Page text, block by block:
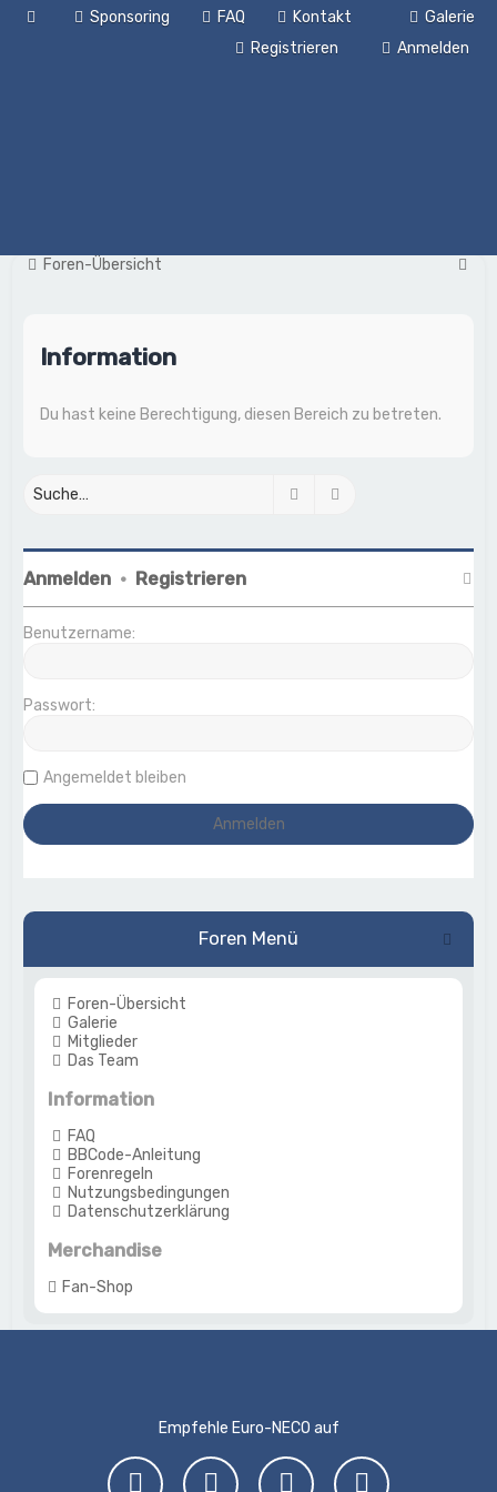
Galerie
Sponsoring FAQ
Kontakt
Anmelden
Registrieren
Foren-Übersicht
Information
Du hast keine Berechtigung, diesen Bereich zu betreten.
Suche
Anmelden • Registrieren
Benutzername:
Passwort:
Angemeldet bleiben
Foren Menü
Foren-Übersicht
Galerie
Mitglieder
Das Team
Information
FAQ
BBCode-Anleitung
Forenregeln
Nutzungsbedingungen
Datenschutzerklärung
Merchandise
Fan-Shop
Empfehle Euro-NECO auf